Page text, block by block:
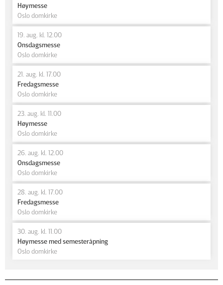
Høymesse
Oslo domkirke
19. aug. kl. 12.00
Onsdagsmesse
Oslo domkirke
21. aug. kl. 17.00
Fredagsmesse
Oslo domkirke
23. aug. kl. 11.00
Høymesse
Oslo domkirke
26. aug. kl. 12.00
Onsdagsmesse
Oslo domkirke
28. aug. kl. 17.00
Fredagsmesse
Oslo domkirke
30. aug. kl. 11.00
Høymesse med semesteråpning
Oslo domkirke